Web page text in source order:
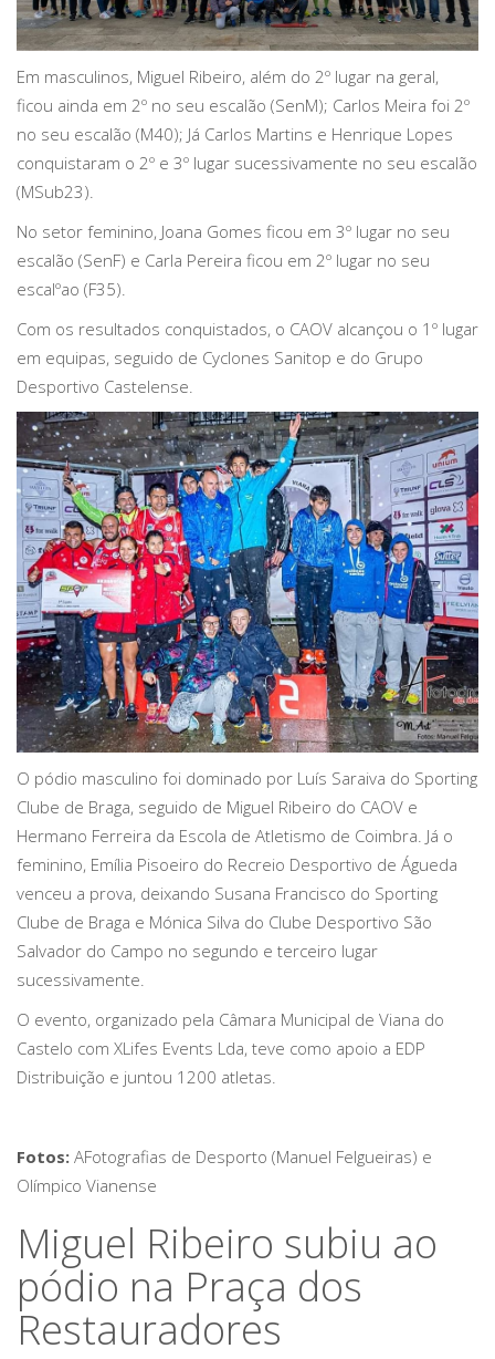
Em masculinos, Miguel Ribeiro, além do 2º lugar na geral,
ficou ainda em 2º no seu escalão (SenM); Carlos Meira foi 2º
no seu escalão (M40); Já Carlos Martins e Henrique Lopes
conquistaram o 2º e 3º lugar sucessivamente no seu escalão
(MSub23).
No setor feminino, Joana Gomes ficou em 3º lugar no seu
escalão (SenF) e Carla Pereira ficou em 2º lugar no seu
escalºao (F35).
Com os resultados conquistados, o CAOV alcançou o 1º lugar
em equipas, seguido de Cyclones Sanitop e do Grupo
Desportivo Castelense.
O pódio masculino foi dominado por Luís Saraiva do Sporting
Clube de Braga, seguido de Miguel Ribeiro do CAOV e
Hermano Ferreira da Escola de Atletismo de Coimbra. Já o
feminino, Emília Pisoeiro do Recreio Desportivo de Águeda
venceu a prova, deixando Susana Francisco do Sporting
Clube de Braga e Mónica Silva do Clube Desportivo São
Salvador do Campo no segundo e terceiro lugar
sucessivamente.
O evento, organizado pela Câmara Municipal de Viana do
Castelo com XLifes Events Lda, teve como apoio a EDP
Distribuição e juntou 1200 atletas.
Fotos: AFotografias de Desporto (Manuel Felgueiras) e
Olímpico Vianense
Miguel Ribeiro subiu ao
pódio na Praça dos
Restauradores